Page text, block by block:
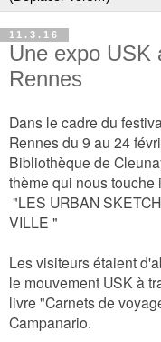
11.3.16
Une expo USK
Rennes
Dans le cadre du
Rennes du 9 au 24
Bibliothèque de
thème qui nous touche
"LES URBAN
VILLE "
Les visiteurs étaient
le mouvement USK à
livre "Carnets de
Campanario.